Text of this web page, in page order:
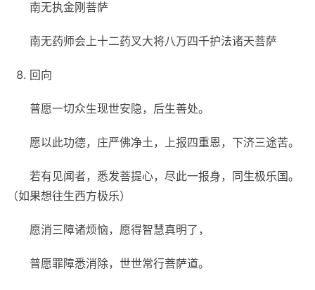
南无执金刚菩萨
南无药师会上十二药叉大将八万四千护法诸天菩萨
回向
普愿一切众生现世安隐，后生善处。
愿以此功德，庄严佛净土，上报四重恩，下济三途苦。
若有见闻者，悉发菩提心，尽此一报身，同生极乐国。
（如果想往生西方极乐）
愿消三障诸烦恼，愿得智慧真明了，
普愿罪障悉消除，世世常行菩萨道。